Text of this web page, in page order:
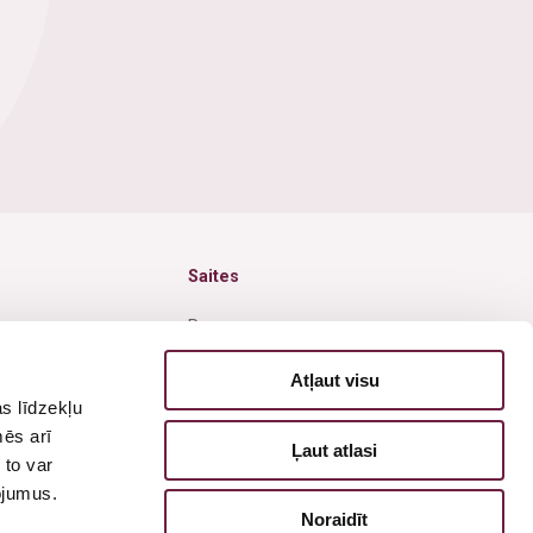
līdzekļu
arī
to var
Atļaut visu
Ļaut atlasi
Noraidīt
Saites
Par mums
Akcijas
Pieteikties vizītei